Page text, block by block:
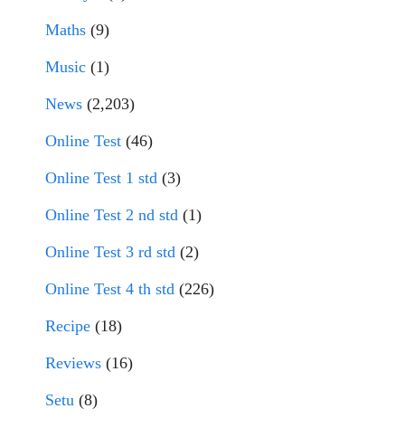
Maths (9)
Music (1)
News (2,203)
Online Test (46)
Online Test 1 std (3)
Online Test 2 nd std (1)
Online Test 3 rd std (2)
Online Test 4 th std (226)
Recipe (18)
Reviews (16)
Setu (8)